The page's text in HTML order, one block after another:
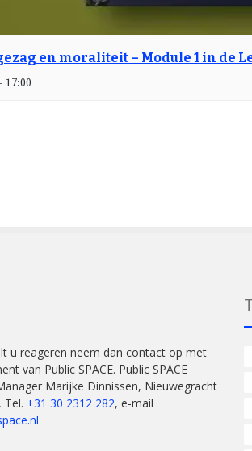
en moraliteit – Module 1 in de
- 17:00
u reageren neem dan contact op met
van Public SPACE. Public SPACE
Marijke Dinnissen, Nieuwegracht
Tel. +31 30 2312 282, e-mail